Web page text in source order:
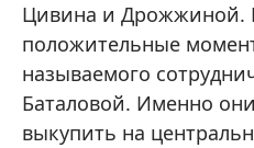
Цивина и Дрожжиной.
положительные
называемого
Баталовой. Именно
выкупить на